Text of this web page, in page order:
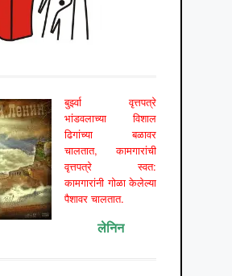
बुर्झ्वा वृत्तपत्रे
भांडवलाच्या विशाल
ढिगांच्या बळावर
चालतात, कामगारांची
वृत्तपत्रे स्वत:
कामगारांनी गोळा केलेल्या
पैशावर चालतात.
लेनिन